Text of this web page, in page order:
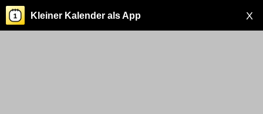
X
Kleiner Kalender als App